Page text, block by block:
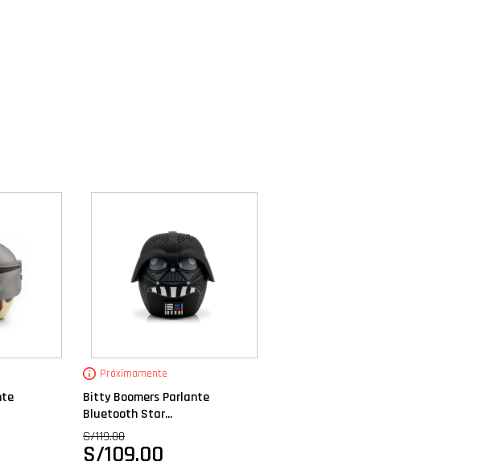
Próximamente
Bitty Boomers Parlante
Bluetooth Star...
S/119.00
S/109.00